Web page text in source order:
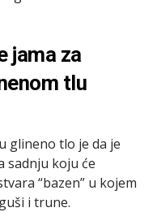
jama za
tlu
glineno tlo je da je
sadnju koju će
“bazen” u kojem
i trune.